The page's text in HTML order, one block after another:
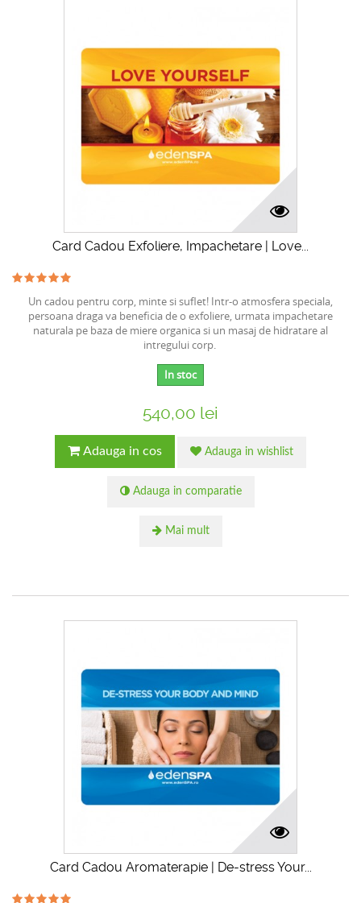
Card Cadou Exfoliere, Impachetare | Love...
Un cadou pentru corp, minte si suflet! Intr-o atmosfera speciala,
persoana draga va beneficia de o exfoliere, urmata impachetare
naturala pe baza de miere organica si un masaj de hidratare al
intregului corp.
In stoc
540,00 lei
Adauga in cos Adauga in wishlist
Adauga in comparatie
Mai mult
Card Cadou Aromaterapie | De-stress Your...